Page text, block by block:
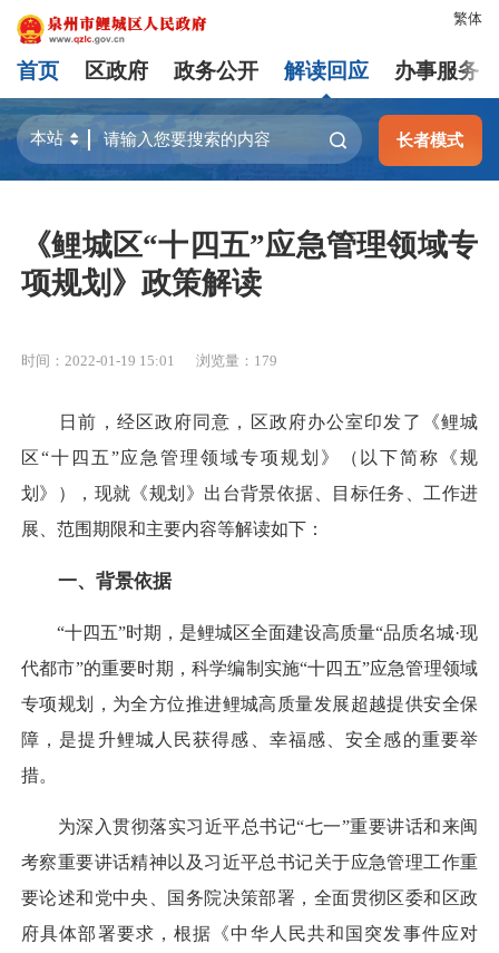
繁体
首页 区政府 政务公开 解读回应 办事服务
长者模式
《鲤城区“十四五”应急管理领域专
项规划》政策解读
时间：2022-01-19 15:01 浏览量： 179
日前，经区政府同意，区政府办公室印发了《鲤城
区“十四五”应急管理领域专项规划》（以下简称《规
划》），现就《规划》出台背景依据、目标任务、工作进
展、范围期限和主要内容等解读如下：
一、背景依据
“十四五”时期，是鲤城区全面建设高质量“品质名城·现
代都市”的重要时期，科学编制实施“十四五”应急管理领域
专项规划，为全方位推进鲤城高质量发展超越提供安全保
障，是提升鲤城人民获得感、幸福感、安全感的重要举
措。
为深入贯彻落实习近平总书记“七一”重要讲话和来闽
考察重要讲话精神以及习近平总书记关于应急管理工作重
要论述和党中央、国务院决策部署，全面贯彻区委和区政
府具体部署要求，根据《中华人民共和国突发事件应对